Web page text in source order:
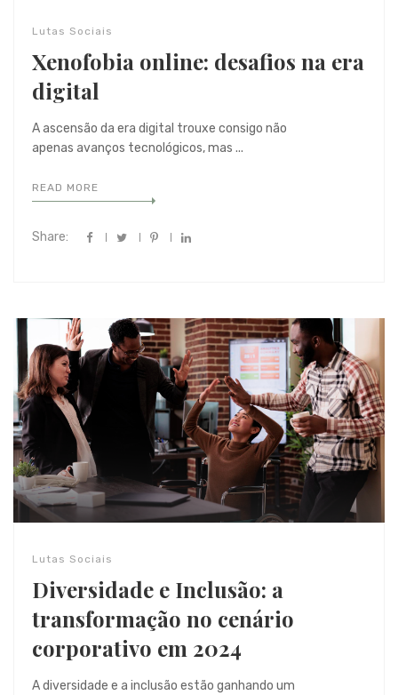
Lutas Sociais
Xenofobia online: desafios na era
digital
A ascensão da era digital trouxe consigo não
apenas avanços tecnológicos, mas ...
READ MORE
Share:
Lutas Sociais
Diversidade e Inclusão: a
transformação no cenário
corporativo em 2024
A diversidade e a inclusão estão ganhando um